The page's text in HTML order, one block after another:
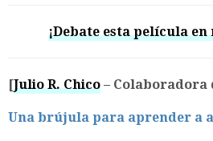
¡Debate esta película
[Julio R. Chico – Colaboradora
Una brújula para aprender a